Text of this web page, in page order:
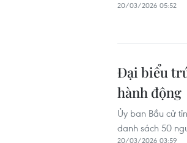
20/03/2026 05:52
Đại biểu
hành động
Ủy ban Bầu cử
danh sách 50
20/03/2026 03:59